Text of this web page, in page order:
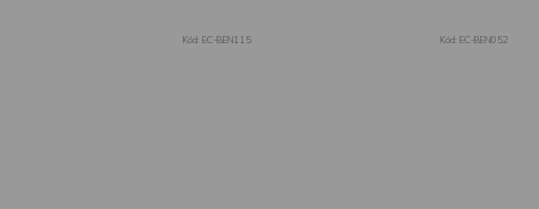
Kód: EC-BEN115 Kód: EC-BEN052